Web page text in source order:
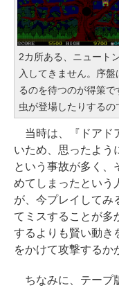
2カ所ある、ニュート
入してきません。序
るのを待つのが得策
虫が登場したりするの
当時は、『ドアド
いため、思ったよう
という事故が多く、
めてしまったという
が、今プレイしてみ
てミスすることが多
するよりも賢い動き
をかけて攻撃するか
ちなみに、テープ